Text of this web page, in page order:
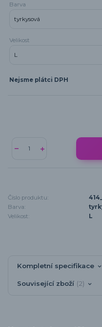
Barva
Velikost
Nejsme plátci DPH
Číslo produktu:
Barva:
Velikost:
L
Kompletní specifikace
Související zboží 2